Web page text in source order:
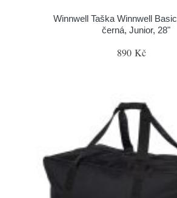
Winnwell Taška Winnwell
černá, Junior, 28"
890 Kč